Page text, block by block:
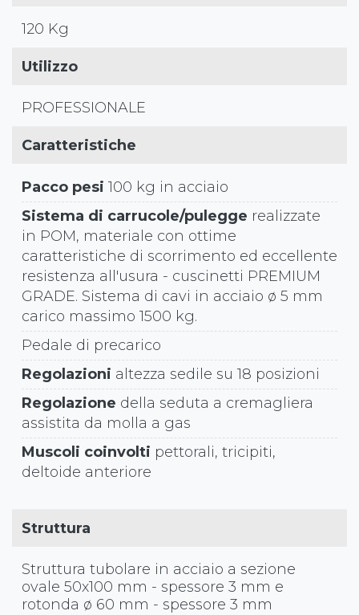
120 Kg
Utilizzo
PROFESSIONALE
Caratteristiche
Pacco pesi 100 kg in acciaio
Sistema di carrucole/pulegge realizzate
in POM, materiale con ottime
caratteristiche di scorrimento ed eccellente
resistenza all'usura - cuscinetti PREMIUM
GRADE. Sistema di cavi in acciaio ø 5 mm
carico massimo 1500 kg.
Pedale di precarico
Regolazioni altezza sedile su 18 posizioni
Regolazione della seduta a cremagliera
assistita da molla a gas
Muscoli coinvolti pettorali, tricipiti,
deltoide anteriore
Struttura
Struttura tubolare in acciaio a sezione
ovale 50x100 mm - spessore 3 mm e
rotonda ø 60 mm - spessore 3 mm